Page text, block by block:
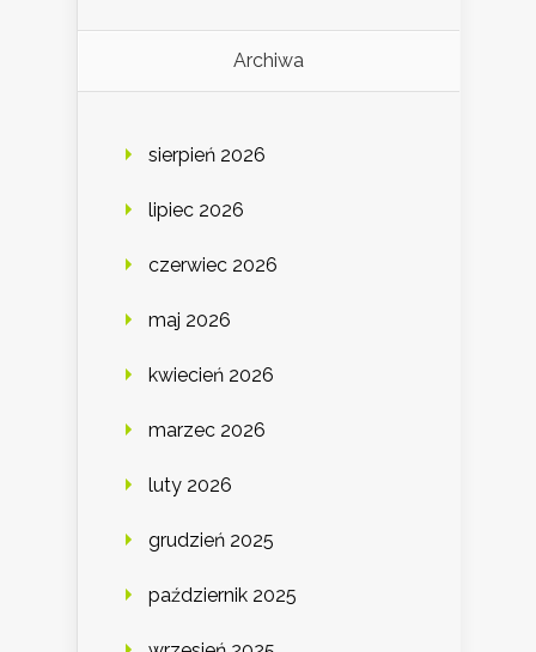
Archiwa
sierpień 2026
lipiec 2026
czerwiec 2026
maj 2026
kwiecień 2026
marzec 2026
luty 2026
grudzień 2025
październik 2025